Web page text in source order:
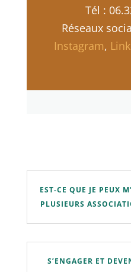
Tél :
Réseaux
Instagram,
EST-CE QUE JE PEUX
PLUSIEURS
S’ENGAGER ET